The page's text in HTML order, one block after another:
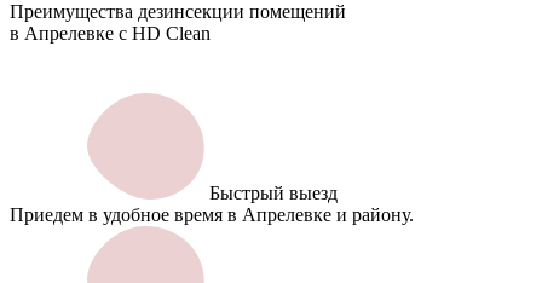
Преимущества дезинсекции помещений
в Апрелевке с HD Clean
Быстрый выезд
Приедем в удобное время в Апрелевке и району.